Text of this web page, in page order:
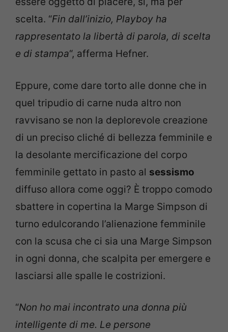
scelta. “Fin dall’inizio, Playboy ha
rappresentato la libertà di parola, di scelta
e di stampa“, afferma Hefner.
Eppure, come dare torto alle donne che in
quel tripudio di carne nuda altro non
ravvisano se non la deplorevole creazione
di un preciso cliché di bellezza femminile e
la desolante mercificazione del corpo
femminile gettato in pasto al sessismo
diffuso allora come oggi? È troppo comodo
sbattere in copertina la Marge Simpson di
turno edulcorando l’alienazione femminile
con la scusa che ci sia una Marge Simpson
in ogni donna, che scalpita per emergere e
lasciarsi alle spalle le costrizioni.
“Non ho mai incontrato una donna più
intelligente di me. Le persone